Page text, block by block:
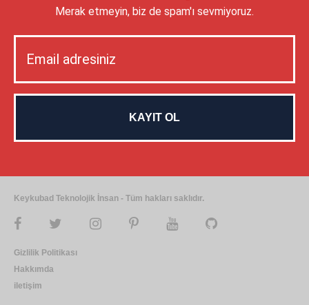
Merak etmeyin, biz de spam'ı sevmiyoruz.
Keykubad Teknolojik İnsan - Tüm hakları saklıdır.
Gizlilik Politikası
Hakkımda
iletişim